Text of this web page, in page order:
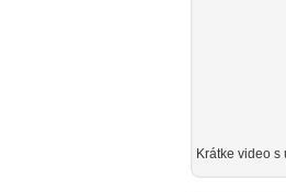
Krátke video